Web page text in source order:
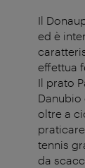
Il
ed è
effettua
Il prato
oltre a
tennis
da